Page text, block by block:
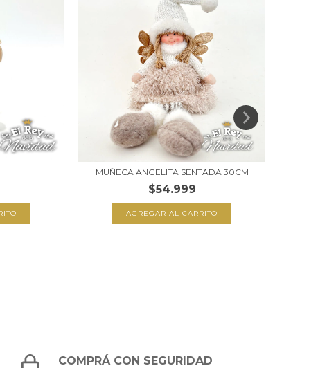
MUÑECA ANGELITA SENTADA 30CM
$54.999
COMPRÁ CON SEGURIDAD